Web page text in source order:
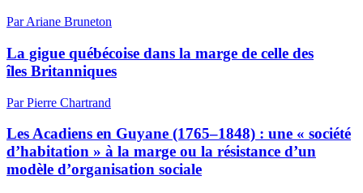
Par Ariane Bruneton
La gigue québécoise dans la marge de celle des
îles Britanniques
Par Pierre Chartrand
Les Acadiens en Guyane (1765–1848) : une « société
d’habitation » à la marge ou la résistance d’un
modèle d’organisation sociale